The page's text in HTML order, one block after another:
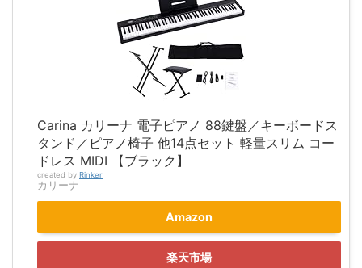
Carina カリーナ 電子ピアノ 88鍵盤／キーボードス
タンド／ピアノ椅子 他14点セット 軽量スリム コー
ドレス MIDI 【ブラック】
created by Rinker
カリーナ
Amazon
楽天市場